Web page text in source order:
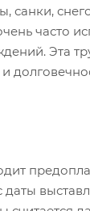
санки,
часто
Эта